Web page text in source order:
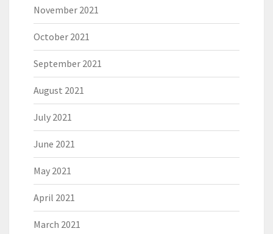
November 2021
October 2021
September 2021
August 2021
July 2021
June 2021
May 2021
April 2021
March 2021